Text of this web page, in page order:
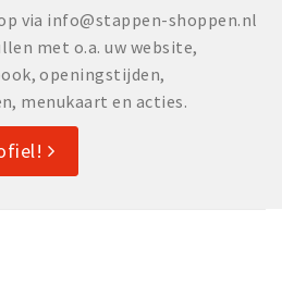
via info@stappen-shoppen.nl
met o.a. uw website,
openingstijden,
menukaart en acties.